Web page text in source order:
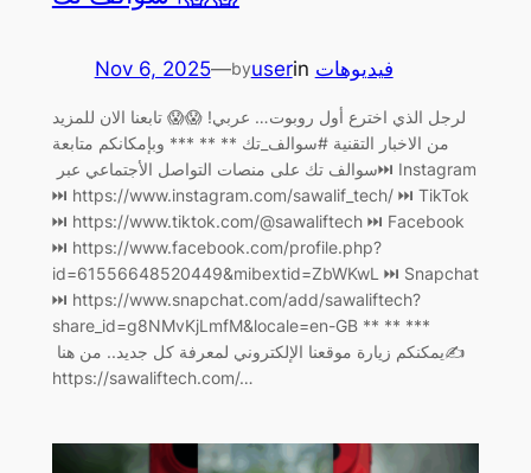
Nov 6, 2025—byuserin فيديوهات
لرجل الذي اخترع أول روبوت… عربي! 😱😱 تابعنا الان للمزيد
من الاخبار التقنية #سوالف_تك ** ** *** وبإمكانكم متابعة
سوالف تك على منصات التواصل الأجتماعي عبر ‏⏭ Instagram
⏭ https://www.instagram.com/sawalif_tech/ ‏⏭ TikTok
⏭ https://www.tiktok.com/@sawaliftech ‏⏭ Facebook
⏭ https://www.facebook.com/profile.php?
id=61556648520449&mibextid=ZbWKwL ‏⏭ Snapchat
⏭ https://www.snapchat.com/add/sawaliftech?
share_id=g8NMvKjLmfM&locale=en-GB ** ** ***
يمكنكم زيارة موقعنا الإلكتروني لمعرفة كل جديد.. من هنا ‏✍️
https://sawaliftech.com/…